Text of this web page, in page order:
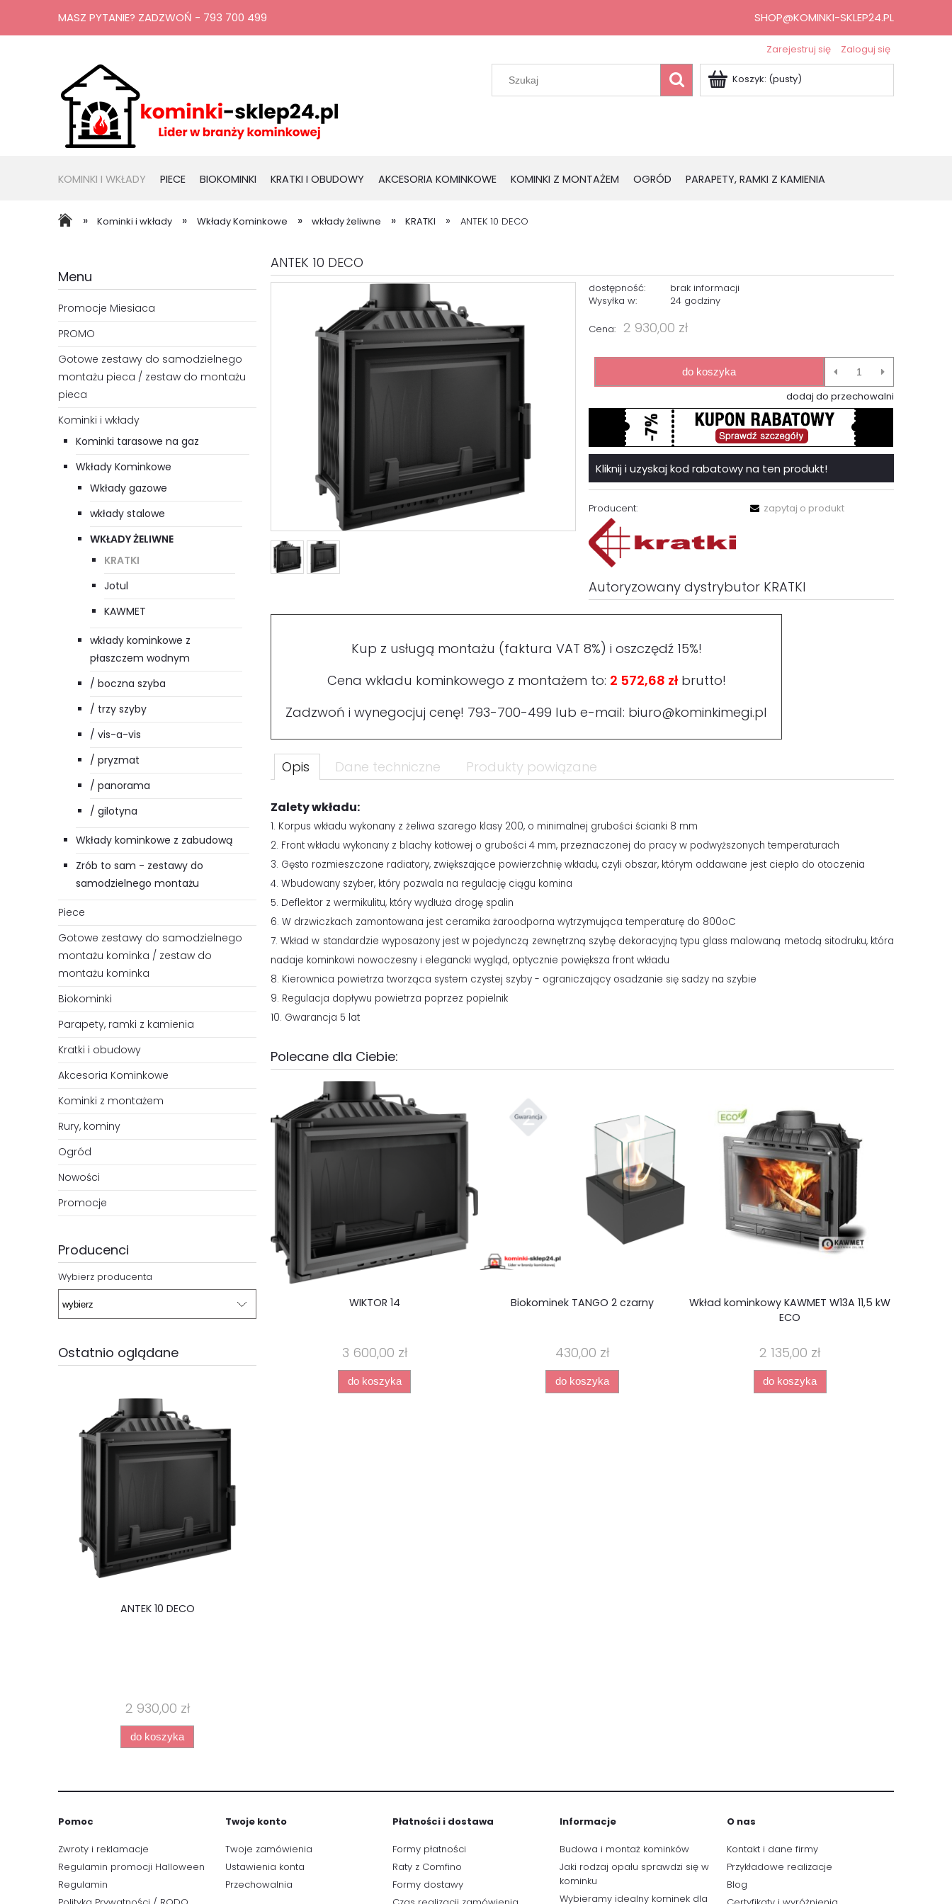
Zarejestruj się Zaloguj się
Koszyk: (pusty)
KOMINKI I WKŁADY PIECE BIOKOMINKI KRATKI I OBUDOWY AKCESORIA KOMINKOWE KOMINKI Z MONTAŻEM OGRÓD PARAPETY, RAMKI Z KAMIENIA
RURY, KOMINY PROMOCJE
» Kominki i wkłady » Wkłady Kominkowe » wkłady żeliwne » KRATKI » ANTEK 10 DECO
MASZ PYTANIE? ZADZWOŃ - 793 700 499 SHOP@KOMINKI-SKLEP24.PL
Menu
Promocje Miesiaca
PROMO
Gotowe zestawy do samodzielnego
montażu pieca / zestaw do montażu
pieca
Kominki i wkłady
Kominki tarasowe na gaz
Wkłady Kominkowe
Wkłady gazowe
wkłady stalowe
WKŁADY ŻELIWNE
KRATKI
Jotul
KAWMET
wkłady kominkowe z
płaszczem wodnym
/ boczna szyba
/ trzy szyby
/ vis-a-vis
/ pryzmat
/ panorama
/ gilotyna
Wkłady kominkowe z zabudową
Zrób to sam - zestawy do
samodzielnego montażu
Piece
Gotowe zestawy do samodzielnego
montażu kominka / zestaw do
montażu kominka
Biokominki
Parapety, ramki z kamienia
Kratki i obudowy
Akcesoria Kominkowe
Kominki z montażem
Rury, kominy
Ogród
Nowości
Promocje
Producenci
Wybierz producenta
Ostatnio oglądane
ANTEK 10 DECO
2 930,00 zł
do koszyka
ANTEK 10 DECO
dostępność:
brak informacji
Wysyłka w:
24 godziny
Cena: 2 930,00 zł
do koszyka
dodaj do przechowalni
Kliknij i uzyskaj kod rabatowy na ten produkt!
Producent: zapytaj o produkt
Autoryzowany dystrybutor KRATKI
Kup z usługą montażu (faktura VAT 8%) i oszczędź 15%!
Cena wkładu kominkowego z montażem to: 2 572,68 złbrutto!
Zadzwoń i wynegocjuj cenę! 793-700-499 lub e-mail: biuro@kominkimegi.pl
Opis Dane techniczne Produkty powiązane
Zalety wkładu:
1. Korpus wkładu wykonany z żeliwa szarego klasy 200, o minimalnej grubości ścianki 8 mm
2. Front wkładu wykonany z blachy kotłowej o grubości 4 mm, przeznaczonej do pracy w podwyższonych temperaturach
3. Gęsto rozmieszczone radiatory, zwiększające powierzchnię wkładu, czyli obszar, którym oddawane jest ciepło do otoczenia
4. Wbudowany szyber, który pozwala na regulację ciągu komina
5. Deflektor z wermikulitu, który wydłuża drogę spalin
6. W drzwiczkach zamontowana jest ceramika żaroodporna wytrzymująca temperaturę do 800oC
7. Wkład w standardzie wyposażony jest w pojedynczą zewnętrzną szybę dekoracyjną typu glass malowaną metodą sitodruku, która
nadaje kominkowi nowoczesny i elegancki wygląd, optycznie powiększa front wkładu
8. Kierownica powietrza tworząca system czystej szyby - ograniczający osadzanie się sadzy na szybie
9. Regulacja dopływu powietrza poprzez popielnik
10. Gwarancja 5 lat
Polecane dla Ciebie:
WIKTOR 14
3 600,00 zł
do koszyka
Biokominek TANGO 2 czarny
430,00 zł
do koszyka
Wkład kominkowy KAWMET W13A 11,5 kW
ECO
2 135,00 zł
do koszyka
Pomoc
Zwroty i reklamacje
Regulamin promocji Halloween
Regulamin
Twoje konto
Twoje zamówienia
Ustawienia konta
Przechowalnia
Płatności i dostawa
Formy płatności
Raty z Comfino
Formy dostawy
Informacje
Budowa i montaż kominków
Jaki rodzaj opału sprawdzi się w
kominku
Wybieramy idealny kominek dla
O nas
Kontakt i dane firmy
Przykładowe realizacje
Blog